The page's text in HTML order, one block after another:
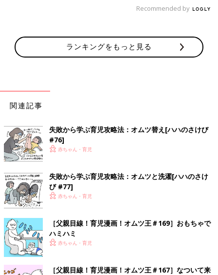
Recommended by
ランキングをもっと見る
関連記事
失敗から学ぶ育児攻略法：オムツ替え[ハハのさけび
#76]
赤ちゃん・育児
失敗から学ぶ育児攻略法：オムツと洗濯[ハハのさけ
び #77]
赤ちゃん・育児
［父親目線！育児漫画！オムツ王＃169］おもちゃで
ハミハミ
赤ちゃん・育児
［父親目線！育児漫画！オムツ王＃167］なついて来